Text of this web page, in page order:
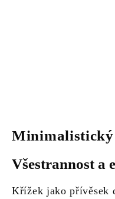
Minimalistický
Všestrannost a
Křížek jako přívěsek